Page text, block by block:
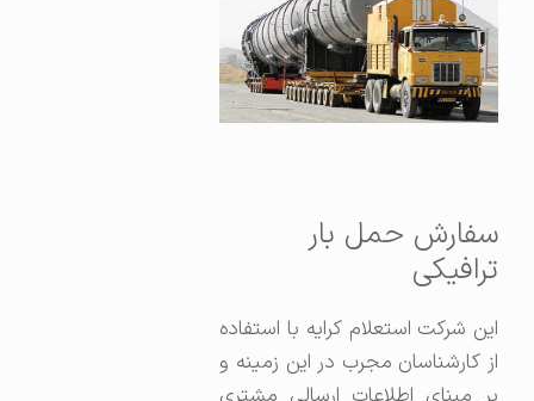
سفارش حمل بار
ترافیکی
این شرکت استعلام کرایه با استفاده
از کارشناسان مجرب در این زمینه و